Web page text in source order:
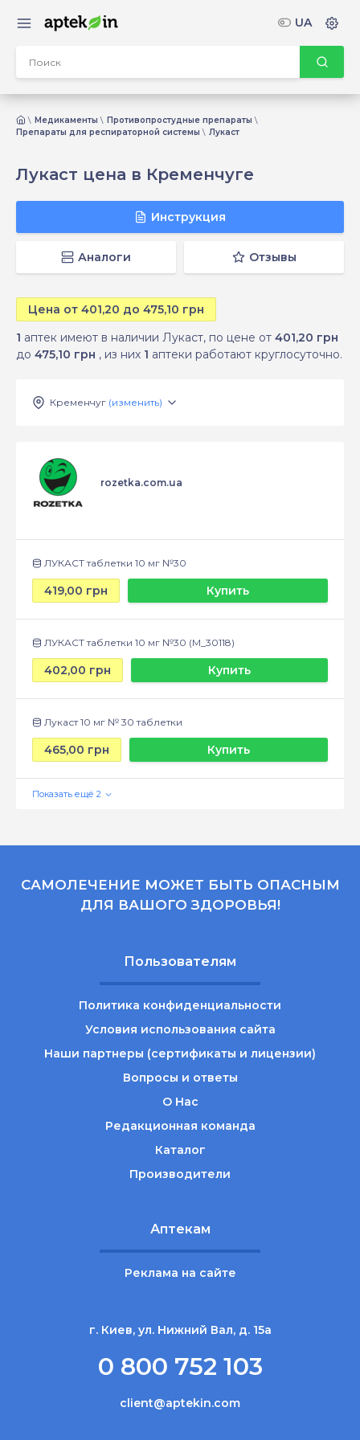
Медикаменты
Противопростудные препараты
Препараты для респираторной системы
Лукаст
Лукаст цена в Кременчуге
Инструкция
Аналоги Отзывы
Цена от 401,20 до 475,10 грн
1 аптек имеют в наличии Лукаст, по цене от 401,20 грн
до 475,10 грн , из них 1 аптеки работают круглосуточно.
Кременчуг (изменить)
rozetka.com.ua
ЛУКАСТ таблетки 10 мг №30
419,00 грн Купить
ЛУКАСТ таблетки 10 мг №30 (М_30118)
402,00 грн Купить
Лукаст 10 мг № 30 таблетки
465,00 грн Купить
UA
САМОЛЕЧЕНИЕ МОЖЕТ БЫТЬ ОПАСНЫМ
ДЛЯ ВАШОГО ЗДОРОВЬЯ!
Пользователям
Политика конфиденциальности
Условия использования сайта
Наши партнеры (сертификаты и лицензии)
Вопросы и ответы
О Нас
Редакционная команда
Каталог
Производители
Аптекам
Реклама на сайте
г. Киев, ул. Нижний Вал, д. 15а
0 800 752 103
client@aptekin.com